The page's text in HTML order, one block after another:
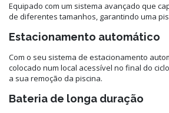
Equipado com um sistema avançado que
de diferentes tamanhos, garantindo uma
Estacionamento automático
Com o seu sistema de estacionamento
colocado num local acessível no final do
a sua remoção da piscina.
Bateria de longa duração